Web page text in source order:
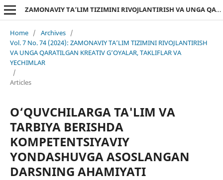
ZAMONAVIY TA’LIM TIZIMINI RIVOJLANTIRISH VA UNGA QARATILGAN KREATIV G’OYALAR, TAKLIFLAR VA YECHIMLAR
Home / Archives /
Vol. 7 No. 74 (2024): ZAMONAVIY TA’LIM TIZIMINI RIVOJLANTIRISH
VA UNGA QARATILGAN KREATIV G’OYALAR, TAKLIFLAR VA
YECHIMLAR
/
Articles
O‘QUVCHILARGA TA'LIM VA
TARBIYA BERISHDA
KOMPETENTSIYAVIY
YONDASHUVGA ASOSLANGAN
DARSNING AHAMIYATI